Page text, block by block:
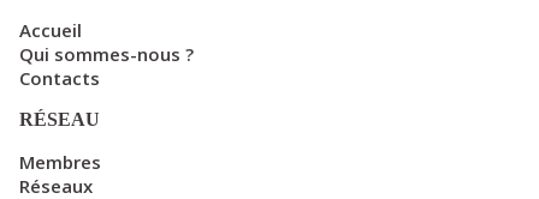
Accueil
Qui sommes-nous ?
Contacts
RÉSEAU
Membres
Réseaux